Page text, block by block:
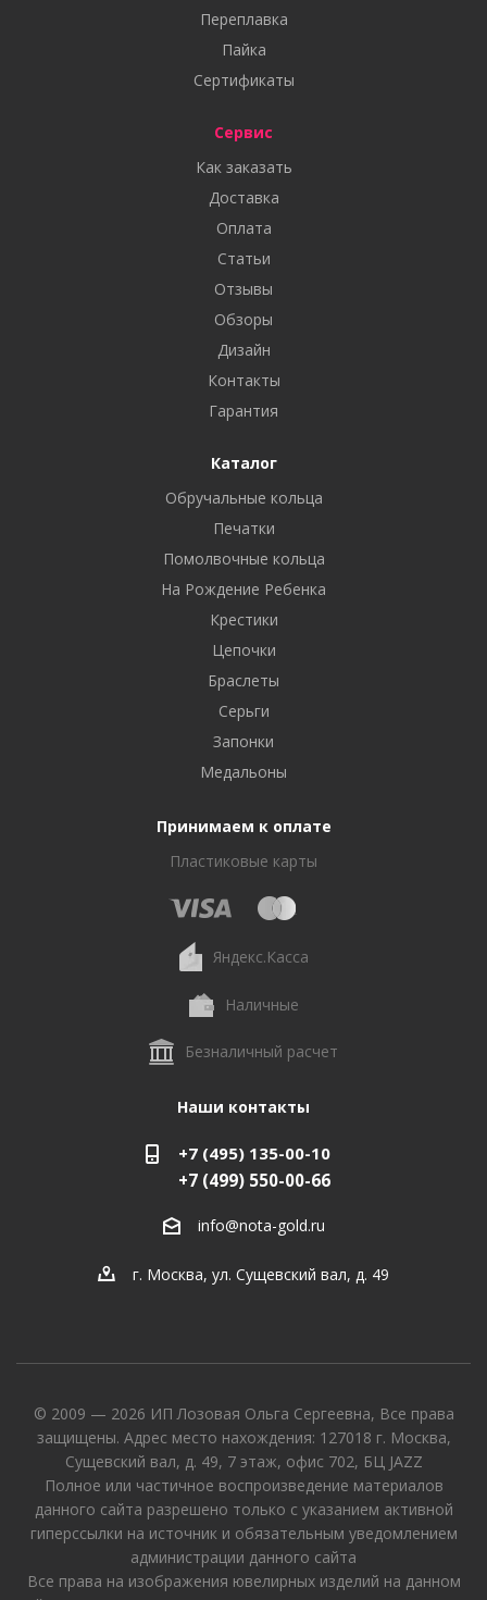
Переплавка
Пайка
Сертификаты
Сервис
Как заказать
Доставка
Оплата
Статьи
Отзывы
Обзоры
Дизайн
Контакты
Гарантия
Каталог
Обручальные кольца
Печатки
Помолвочные кольца
На Рождение Ребенка
Крестики
Цепочки
Браслеты
Серьги
Запонки
Медальоны
Принимаем к оплате
Пластиковые карты
Яндекс.Касса
Наличные
Безналичный расчет
Наши контакты
+7 (495) 135-00-10
+7 (499) 550-00-66
info@nota-gold.ru
г. Москва, ул. Сущевский вал, д. 49
© 2009 — 2026 ИП Лозовая Ольга Сергеевна, Все права
защищены. Адрес место нахождения: 127018 г. Москва,
Сущевский вал, д. 49, 7 этаж, офис 702, БЦ JAZZ
Полное или частичное воспроизведение материалов
данного сайта разрешено только с указанием активной
гиперссылки на источник и обязательным уведомлением
администрации данного сайта
Все права на изображения ювелирных изделий на данном